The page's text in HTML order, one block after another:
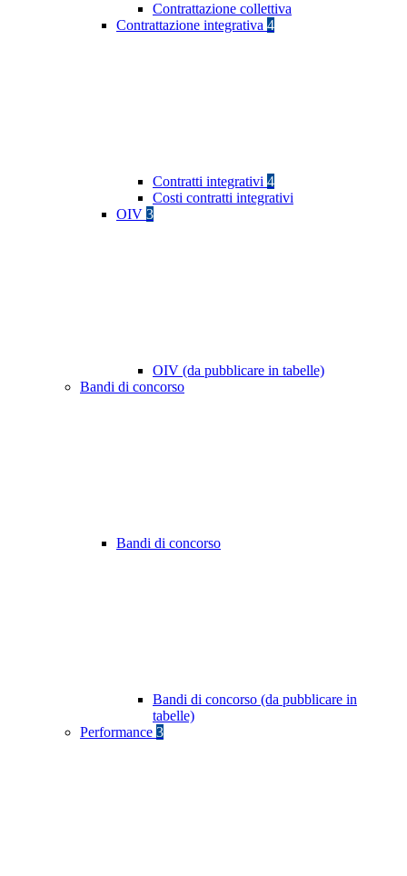
Contrattazione collettiva
Contrattazione integrativa 4
Contratti integrativi 4
Costi contratti integrativi
OIV 3
OIV (da pubblicare in tabelle)
Bandi di concorso
Bandi di concorso
Bandi di concorso (da pubblicare in
tabelle)
Performance 3